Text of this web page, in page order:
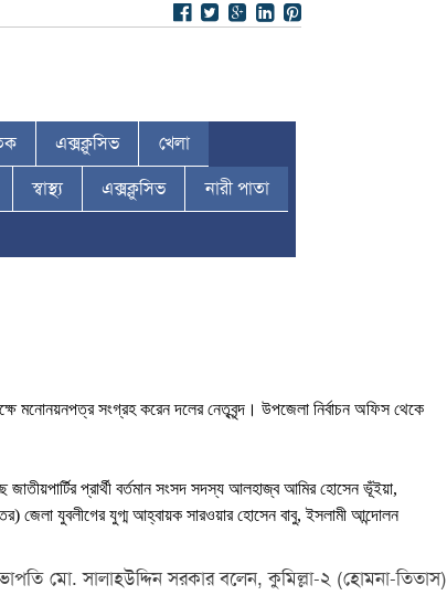
এক্সক্লুসিভ খেলা
স্বাস্থ্য এক্সক্লুসিভ নারী পাতা
মনোনয়নপত্র সংগ্রহ করেন দলের নেতৃবৃন্দ। উপজেলা নির্বাচন অফিস থেকে
প্রার্থী বর্তমান সংসদ সদস্য আলহাজ্ব আমির হোসেন ভূঁইয়া,
জেলা যুবলীগের যুগ্ম আহ্বায়ক সারওয়ার হোসেন বাবু, ইসলামী আন্দোলন
মো. সালাহউদ্দিন সরকার বলেন, কুমিল্লা-২ (হোমনা-তিতাস)